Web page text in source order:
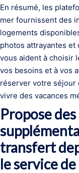
En résumé, les
mer fournissent des
logements
photos attrayantes et
vous aident à choisir
vos besoins et à vos
réserver votre séjour
vivre des vacances
Propose
transfert
le service